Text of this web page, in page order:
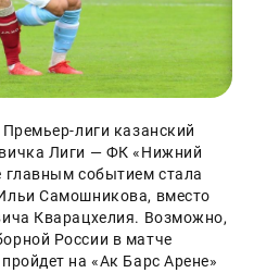
лиги казанский
Лиги — ФК «Нижний
главным событием стала
Самошникова, вместо
Кварацхелия. Возможно,
России в матче
на «Ак Барс Арене»